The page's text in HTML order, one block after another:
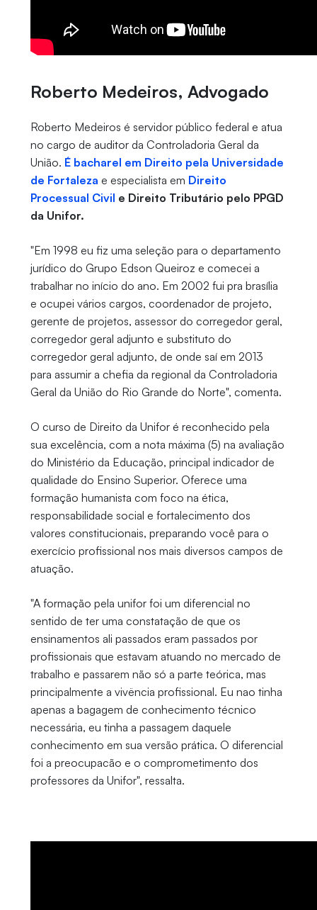
Roberto Medeiros, Advogado
Roberto Medeiros é servidor público federal e atua
no cargo de auditor da Controladoria Geral da
União. É bacharel em Direito pela Universidade
de Fortaleza e especialista em Direito
Processual Civil e Direito Tributário pelo PPGD
da Unifor.
"Em 1998 eu fiz uma seleção para o departamento
jurídico do Grupo Edson Queiroz e comecei a
trabalhar no início do ano. Em 2002 fui pra brasília
e ocupei vários cargos, coordenador de projeto,
gerente de projetos, assessor do corregedor geral,
corregedor geral adjunto e substituto do
corregedor geral adjunto, de onde saí em 2013
para assumir a chefia da regional da Controladoria
Geral da União do Rio Grande do Norte", comenta.
O curso de Direito da Unifor é reconhecido pela
sua excelência, com a nota máxima (5) na avaliação
do Ministério da Educação, principal indicador de
qualidade do Ensino Superior. Oferece uma
formação humanista com foco na ética,
responsabilidade social e fortalecimento dos
valores constitucionais, preparando você para o
exercício profissional nos mais diversos campos de
atuação.
"A formação pela unifor foi um diferencial no
sentido de ter uma constatação de que os
ensinamentos ali passados eram passados por
profissionais que estavam atuando no mercado de
trabalho e passarem não só a parte teórica, mas
principalmente a vivëncia profissional. Eu nao tinha
apenas a bagagem de conhecimento técnico
necessária, eu tinha a passagem daquele
conhecimento em sua versão prática. O diferencial
foi a preocupacão e o comprometimento dos
professores da Unifor", ressalta.